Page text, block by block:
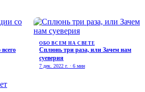
ОБО ВСЕМ НА СВЕТЕ
Сплюнь три раза, или Зачем нам
суеверия
7 дек. 2022 г. · 6 мин